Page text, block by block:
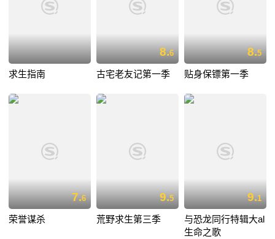
求生指南
8.6
古宅老友记第一季
8.5
贴身保镖第一季
7.6
荣誉谋杀
9.5
荒野求生第三季
9.1
与恐龙同行特辑大al
生命之歌